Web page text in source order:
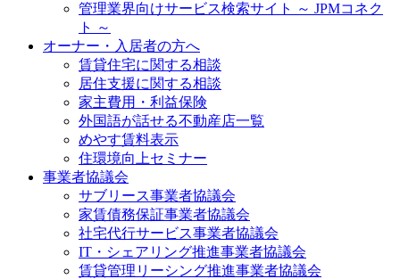
管理業界向けサービス検索サイト ～ JPMコネク
ト ～
オーナー・入居者の方へ
賃貸住宅に関する相談
居住支援に関する相談
家主費用・利益保険
外国語が話せる不動産店一覧
めやす賃料表示
住環境向上セミナー
事業者協議会
サブリース事業者協議会
家賃債務保証事業者協議会
社宅代行サービス事業者協議会
IT・シェアリング推進事業者協議会
賃貸管理リーシング推進事業者協議会